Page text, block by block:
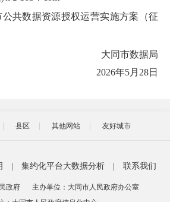
公共数据资源授权运营实施方案（征
大同市数据局
2026年5月28日
县区 其他网站 友好城市
集约化平台大数据分析 联系我们
政府
主办单位：大同市人民政府办公室